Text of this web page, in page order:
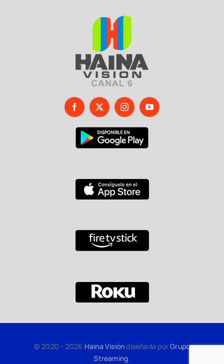
© 2020 - 2026 Haina Visióndiseñada porGrupo
Streaming.